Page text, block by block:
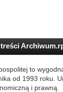
to
od 1993 roku.
i prawną.